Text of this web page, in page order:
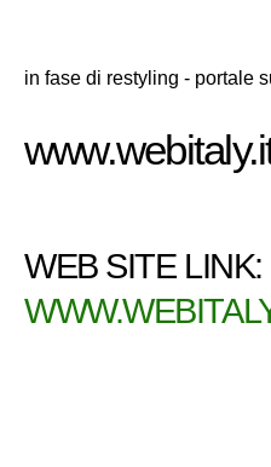
in fase di restyling - portale
WEB SITE LINK: